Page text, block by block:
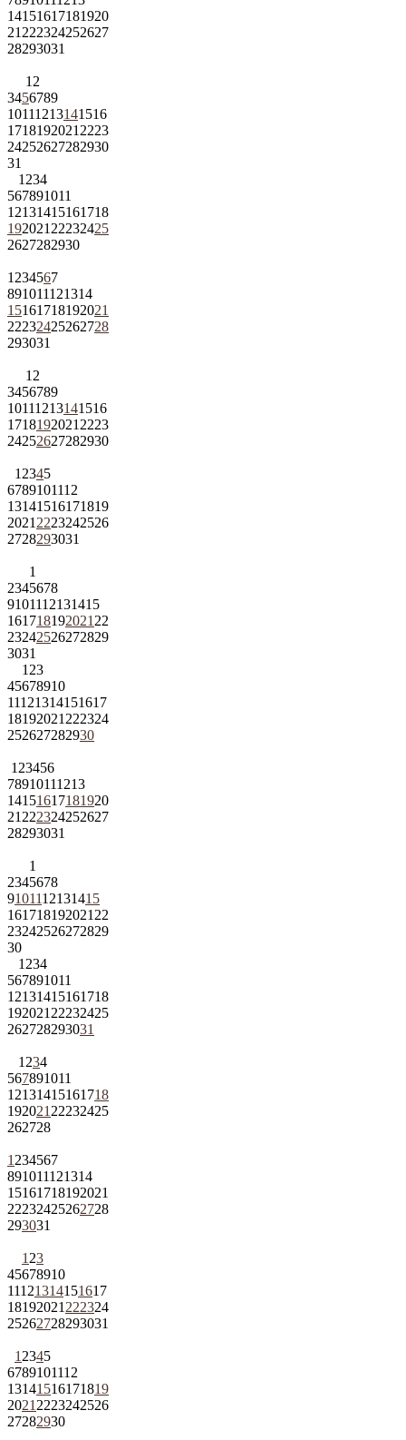
14151617181920
21 222324252627
28293031
1 2
3456789
10111213141516
1718192021 2223
24252627282930
31
1 234
567891011
12131415161718
192021 22232425
2627282930
1 234567
891011121314
15161718192021
22232425262728
293031
1 2
3456789
10111213141516
1718192021 2223
24252627282930
1 2345
6789101112
13141516171819
2021 2223242526
2728293031
1
2345678
9101112131415
161718192021 22
23242526272829
3031
1 23
45678910
11121314151617
18192021 222324
252627282930
1 23456
78910111213
14151617181920
21 222324252627
28293031
1
2345678
9101112131415
161718192021 22
23242526272829
30
1 234
567891011
12131415161718
192021 22232425
262728293031
1 234
567891011
12131415161718
192021 22232425
262728
1 234567
891011121314
15161718192021
22232425262728
293031
1 23
45678910
11121314151617
18192021 222324
25262728293031
1 2345
6789101112
13141516171819
2021 2223242526
27282930